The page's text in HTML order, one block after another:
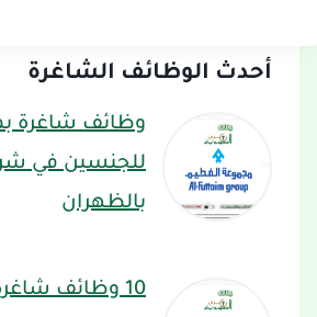
أحدث الوظائف الشاغرة
وظائف شاغرة
للجنسين في
بالظهران
10 وظائف